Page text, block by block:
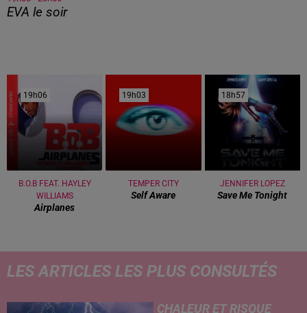
EVA le soir
19h06
19h06
B.O.B FEAT. HAYLEY
WILLIAMS
Airplanes
19h03
19h03
TEMPER CITY
Self Aware
18h57
18h57
JENNIFER LOPEZ
Save Me Tonight
LES ARTICLES LES PLUS CONSULTÉS
CHALEUR ET RISQUE